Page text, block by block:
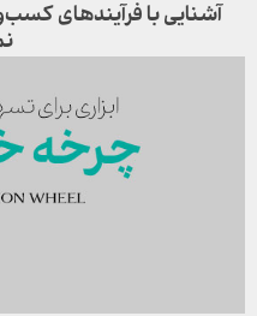
آشنایی با فرآیندهای